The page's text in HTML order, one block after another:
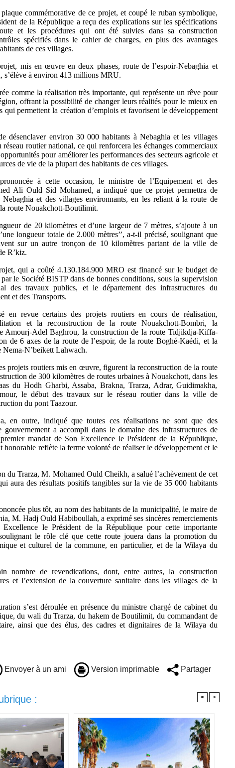
commémorative de ce projet, et coupé le ruban symbolique,
de la République a reçu des explications sur les spécifications
et les procédures qui ont été suivies dans sa construction
spécifiés dans le cahier de charges, en plus des avantages
de ces villages.
mis en œuvre en deux phases, route de l’espoir-Nebaghia et
s’élève à environ 413 millions MRU.
comme la réalisation très importante, qui représente un rêve pour
offrant la possibilité de changer leurs réalités pour le mieux en
qui permettent la création d’emplois et favorisent le développement
désenclaver environ 30 000 habitants à Nebaghia et les villages
routier national, ce qui renforcera les échanges commerciaux
pour améliorer les performances des secteurs agricole et
de vie de la plupart des habitants de ces villages.
à cette occasion, le ministre de l’Equipement et des
Ali Ould Sid Mohamed, a indiqué que ce projet permettra de
et des villages environnants, en les reliant à la route de
route Nouakchott-Boutilimit.
de 20 kilomètres et d’une largeur de 7 mètres, s’ajoute à un
longueur totale de 2.000 mètres’’, a-t-il précisé, soulignant que
sur un autre tronçon de 10 kilomètres partant de la ville de
R’kiz.
qui a coûté 4.130.184.900 MRO est financé sur le budget de
le Société BISTP dans de bonnes conditions, sous la supervision
des travaux publics, et le département des infrastructures du
et des Transports.
en revue certains des projets routiers en cours de réalisation,
et la reconstruction de la route Nouakchott-Bombri, la
Amourj-Adel Baghrou, la construction de la route Tidjikdja-Kiffa-
de 6 axes de la route de l’espoir, de la route Boghé-Kaédi, et la
Nema-N’beikett Lahwach.
projets routiers mis en œuvre, figurent la reconstruction de la route
de 300 kilomètres de routes urbaines à Nouakchott, dans les
du Hodh Gharbi, Assaba, Brakna, Trarza, Adrar, Guidimakha,
le début des travaux sur le réseau routier dans la ville de
du pont Taazour.
en outre, indiqué que toutes ces réalisations ne sont que des
gouvernement a accompli dans le domaine des infrastructures de
mandat de Son Excellence le Président de la République,
honorable reflète la ferme volonté de réaliser le développement et le
du Trarza, M. Mohamed Ould Cheikh, a salué l’achèvement de cet
aura des résultats positifs tangibles sur la vie de 35 000 habitants
plus tôt, au nom des habitants de la municipalité, le maire de
M. Hadj Ould Habiboullah, a exprimé ses sincères remerciements
le Président de la République pour cette importante
le rôle clé que cette route jouera dans la promotion du
et culturel de la commune, en particulier, et de la Wilaya du
nombre de revendications, dont, entre autres, la construction
et l’extension de la couverture sanitaire dans les villages de la
s’est déroulée en présence du ministre chargé de cabinet du
du wali du Trarza, du hakem de Boutilimit, du commandant de
ainsi que des élus, des cadres et dignitaires de la Wilaya du
Envoyer à un ami Version imprimable Partager
: < >